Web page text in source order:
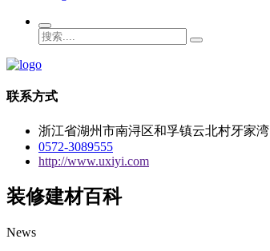
联系方式
浙江省湖州市南浔区和孚镇云北村牙家湾
0572-3089555
http://www.uxiyi.com
装修建材百科
News